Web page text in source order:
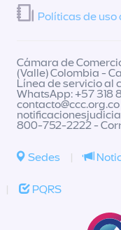
Políticas de uso
Cámara de
(Valle) Colombia -
Línea de servicio al
WhatsApp: +57 318
contacto@ccc.org.co
800-752-2222 -
Sedes |
| PQRS